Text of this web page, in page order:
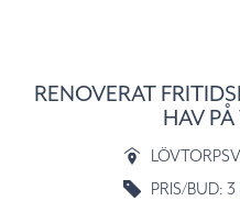
RENOVERAT
HAV
PRIS/BUD: